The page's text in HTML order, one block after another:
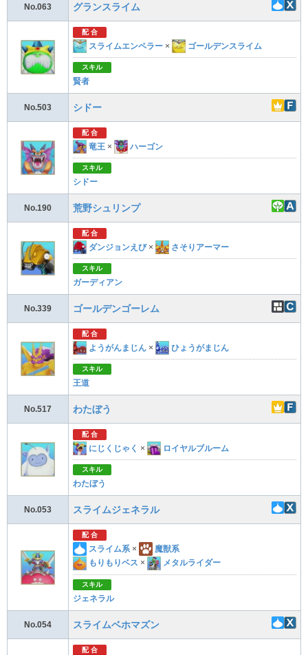
No.063 グランスライム
配 合
スライムエンペラー × ゴールデンスライム
スキル
賢者
No.503 シドー
配 合
竜王 × ハーゴン
スキル
シドー
No.190 荒野シュリンプ
配 合
ダンジョンえび × さそりアーマー
スキル
ガーディアン
No.339 ゴールデンゴーレム
配 合
ようがんまじん × ひょうがまじん
スキル
王道
No.517 わたぼう
配 合
にじくじゃく × ロイヤルブルーム
スキル
わたぼう
No.053 スライムジェネラル
配 合
スライム系 ×
魔獣系
もりもりベス × メタルライダー
スキル
ジェネラル
No.054 スライムベホマズン
配 合